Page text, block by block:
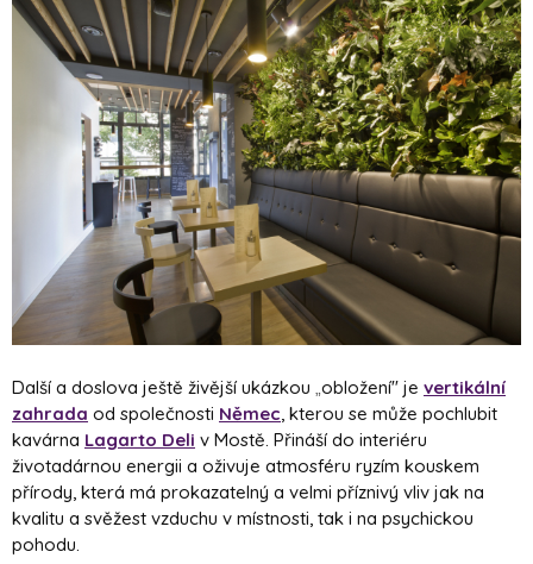
Další a doslova ještě živější ukázkou obložení" je vertikální
zahrada od společnosti Němec, kterou se může pochlubit
kavárna Lagarto Deli v Mostě. Přináší do interiéru
životadárnou energii a oživuje atmosféru ryzím kouskem
přírody, která má prokazatelný a velmi příznivý vliv jak na
kvalitu a svěžest vzduchu v místnosti, tak i na psychickou
pohodu.